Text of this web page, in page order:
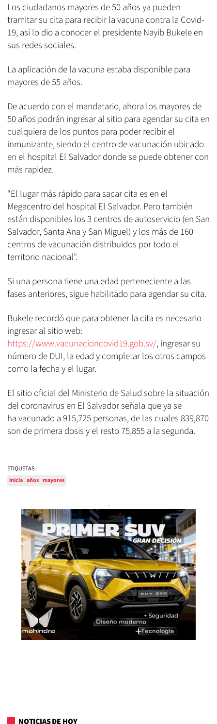
Los ciudadanos mayores de 50 años ya pueden
tramitar su cita para recibir la vacuna contra la Covid-
19, así lo dio a conocer el presidente Nayib Bukele en
sus redes sociales.
La aplicación de la vacuna estaba disponible para
mayores de 55 años.
De acuerdo con el mandatario, ahora los mayores de
50 años podrán ingresar al sitio para agendar su cita en
cualquiera de los puntos para poder recibir el
inmunizante, siendo el centro de vacunación ubicado
en el hospital El Salvador donde se puede obtener con
más rapidez.
“El lugar más rápido para sacar cita es en el
Megacentro del hospital El Salvador. Pero también
están disponibles los 3 centros de autoservicio (en San
Salvador, Santa Ana y San Miguel) y los más de 160
centros de vacunación distribuidos por todo el
territorio nacional”.
Si una persona tiene una edad perteneciente a las
fases anteriores, sigue habilitado para agendar su cita.
Bukele recordó que para obtener la cita es necesario
ingresar al sitio web:
https://www.vacunacioncovid19.gob.sv/, ingresar su
número de DUI, la edad y completar los otros campos
como la fecha y el lugar.
El sitio oficial del Ministerio de Salud sobre la situación
del coronavirus en El Salvador señala que ya se
ha vacunado a 915,725 personas, de las cuales 839,870
son de primera dosis y el resto 75,855 a la segunda.
ETIQUETAS:
inicia años mayores
NOTICIAS DE HOY